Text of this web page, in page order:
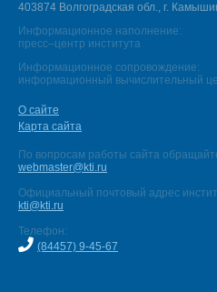
403874 Волгоградская обл., г.
Информационное наполнение:
пресс–центр института
Информационное сопровождение:
информационный вычислительный
О сайте
Карта сайта
По вопросам работы сайта
webmaster@kti.ru
Официальный почтовый адрес
kti@kti.ru
Телефон:
(84457) 9-45-67